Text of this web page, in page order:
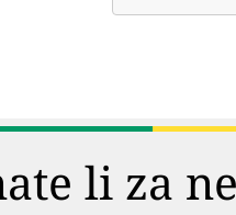
li za